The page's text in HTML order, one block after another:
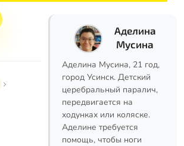
Аделина
Мусина
Аделина Мусина, 21 год,
город Усинск. Детский
церебральный паралич,
передвигается на
ходунках или коляске.
Аделине требуется
помощь, чтобы ноги